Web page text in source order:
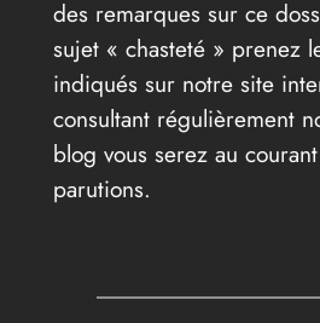
des remarques sur ce
sujet « chasteté » prenez
indiqués sur notre site
consultant régulièrement
blog vous serez au
parutions.